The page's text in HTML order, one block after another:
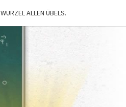
WURZEL ALLEN ÜBELS.